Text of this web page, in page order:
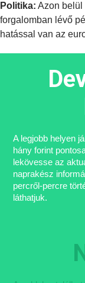
Politika: Azon belül
forgalomban lévő
hatással van az
A legjobb helyen
hány forint
lekövesse az
naprakész
percről-percre
láthatjuk.